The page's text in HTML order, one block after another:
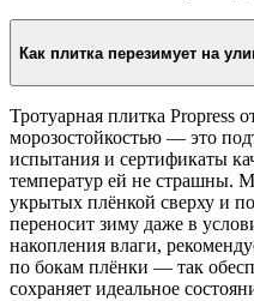
Как плитка перезимует на
Тротуарная плитка Propress
морозостойкостью — это
испытания и сертификаты
температур ей не страшны.
укрытых плёнкой сверху и
переносит зиму даже в
накопления влаги,
по бокам плёнки — так
сохраняет идеальное